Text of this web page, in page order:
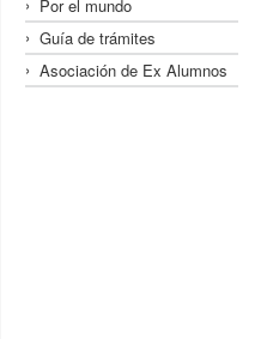
Por el mundo
Guía de trámites
Asociación de Ex Alumnos